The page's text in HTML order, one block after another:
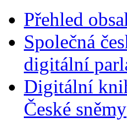
Přehled
Společná
digitální
Digitální
České sněmy